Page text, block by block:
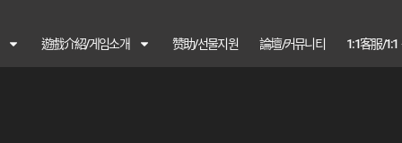
遊戲介紹/게임소개 赞助/선물지원 論壇/커뮤니티 1:1客服/1:1